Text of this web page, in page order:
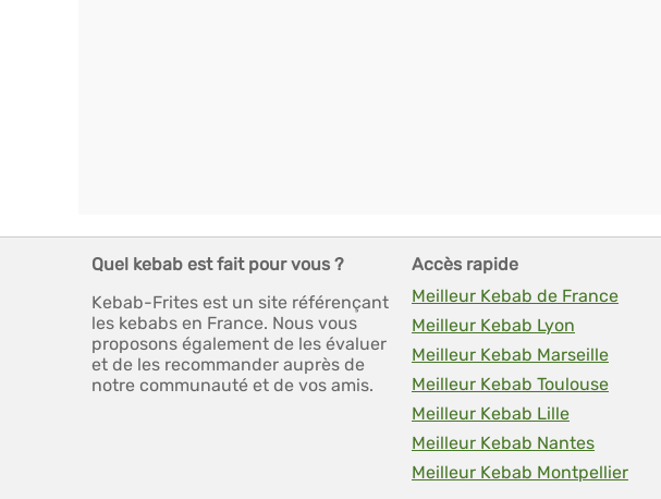
Quel kebab est fait pour vous ?
Kebab-Frites est un site référençant
les kebabs en France. Nous vous
proposons également de les évaluer
et de les recommander auprès de
notre communauté et de vos amis.
Accès rapide
Meilleur Kebab de France
Meilleur Kebab Lyon
Meilleur Kebab Marseille
Meilleur Kebab Toulouse
Meilleur Kebab Lille
Meilleur Kebab Nantes
Meilleur Kebab Montpellier